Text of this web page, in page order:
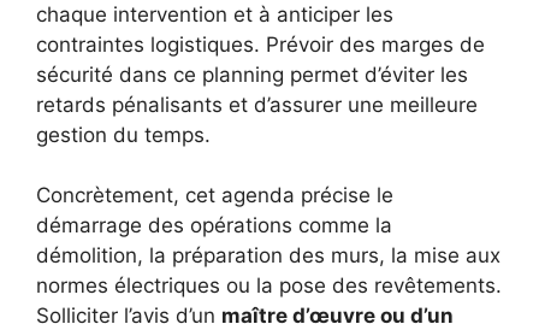
chaque intervention et à anticiper les
contraintes logistiques. Prévoir des marges de
sécurité dans ce planning permet d’éviter les
retards pénalisants et d’assurer une meilleure
gestion du temps.
Concrètement, cet agenda précise le
démarrage des opérations comme la
démolition, la préparation des murs, la mise aux
normes électriques ou la pose des revêtements.
Solliciter l’avis d’un maître d’œuvre ou d’un